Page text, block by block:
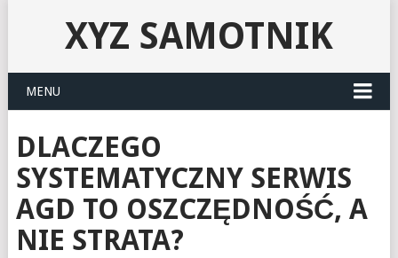
XYZ SAMOTNIK
MENU
DLACZEGO
SYSTEMATYCZNY SERWIS
AGD TO OSZCZĘDNOŚĆ, A
NIE STRATA?